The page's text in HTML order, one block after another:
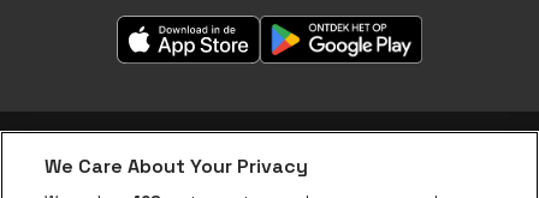
We Care About Your Privacy